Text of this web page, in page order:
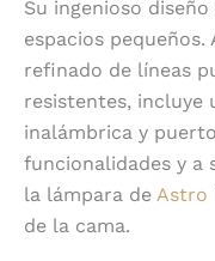
Su ingenioso
espacios
refinado de líneas
resistentes, incluye
inalámbrica y
funcionalidades y a
la lámpara de Astro
de la cama.